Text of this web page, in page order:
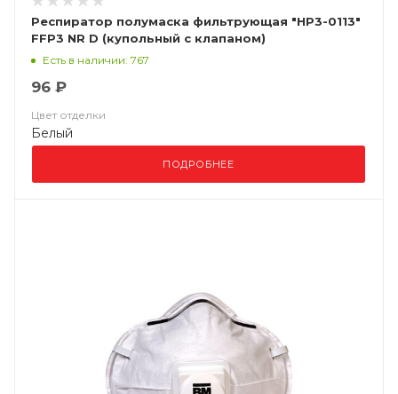
Респиратор полумаска фильтрующая "НР3-0113"
FFP3 NR D (купольный с клапаном)
Есть в наличии: 767
96 ₽
Цвет отделки
Белый
ПОДРОБНЕЕ